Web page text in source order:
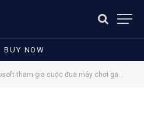
BUY NOW
tham gia cuộc đua máy chơi game cầm tay